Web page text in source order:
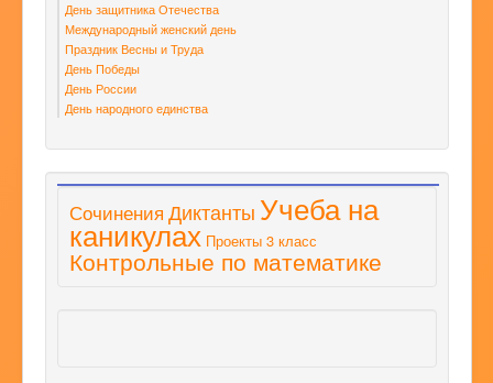
День защитника Отечества
Международный женский день
Праздник Весны и Труда
День Победы
День России
День народного единства
Сочинения Диктанты Учеба на
каникулах Проекты 3 класс
Контрольные по математике